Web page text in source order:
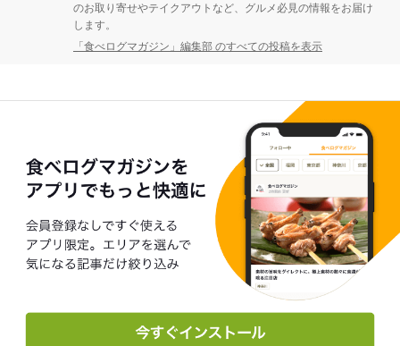
のお取り寄せやテイクアウトなど、グルメ必見の情報をお届け
します。
「食べログマガジン」編集部 のすべての投稿を表示